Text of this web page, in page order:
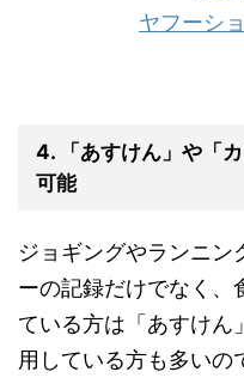
ヤフーシ
4. 「あすけん」や「
可能
ジョギングやランニン
ーの記録だけでなく、
ている方は「あすけん
用している方も多いの